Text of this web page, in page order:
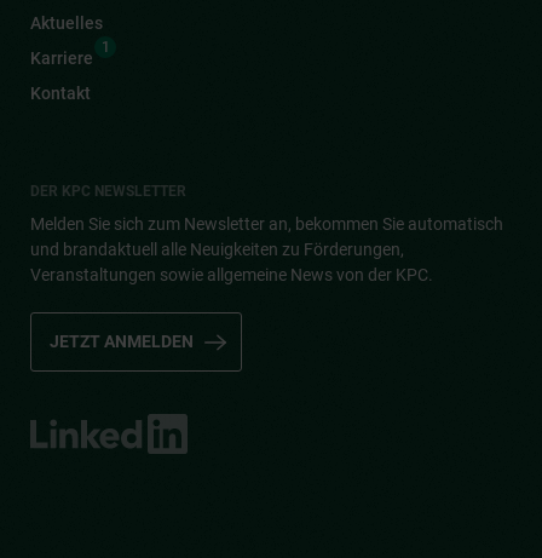
Aktuelles
Karriere
1
Kontakt
DER KPC NEWSLETTER
Melden Sie sich zum Newsletter an, bekommen Sie automatisch
und brandaktuell alle Neuigkeiten zu Förderungen,
Veranstaltungen sowie allgemeine News von der KPC.
JETZT ANMELDEN